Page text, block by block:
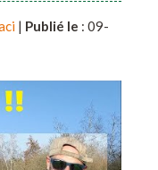
| Publié le : 09-